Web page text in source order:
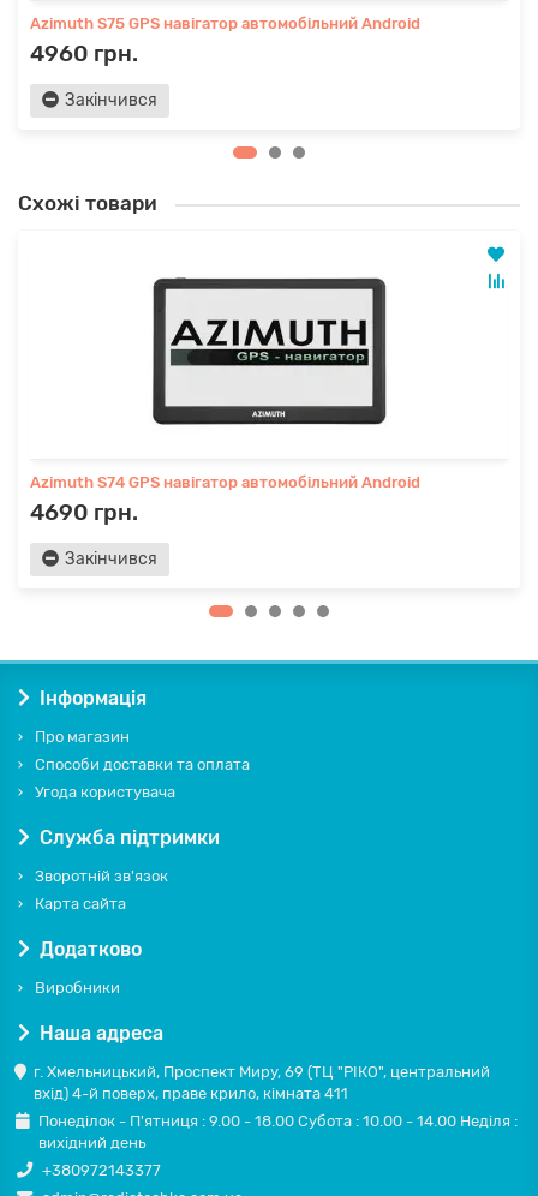
Azimuth S75 GPS навігатор автомобільний Android
4960 грн.
Закінчився
Схожі товари
Azimuth S74 GPS навігатор автомобільний Android
4690 грн.
Закінчився
Інформація
Про магазин
Способи доставки та оплата
Угода користувача
Служба підтримки
Зворотній зв'язок
Карта сайта
Додатково
Виробники
Наша адреса
г. Хмельницький, Проспект Миру, 69 (ТЦ "РІКО", центральний
вхід) 4-й поверх, праве крило, кімната 411
Понеділок - П'ятниця : 9.00 - 18.00 Субота : 10.00 - 14.00 Неділя :
вихідний день
+380972143377